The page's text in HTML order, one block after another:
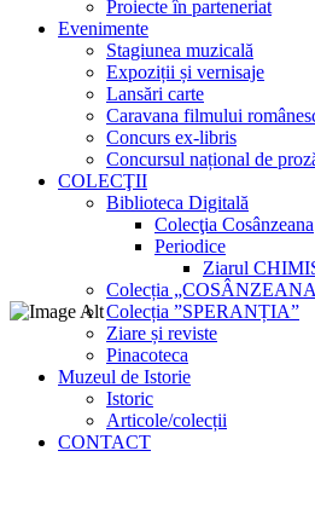
Proiecte în parteneriat
Evenimente
Stagiunea muzicală
Expoziții și vernisaje
Lansări carte
Caravana filmului
Concurs ex-libris
Concursul național de
COLECŢII
Biblioteca Digitală
Colecţia Cosânzeana
Periodice
Ziarul
Colecția
Colecția ”SPERANȚIA”
Ziare și reviste
Pinacoteca
Muzeul de Istorie
Istoric
Articole/colecții
CONTACT